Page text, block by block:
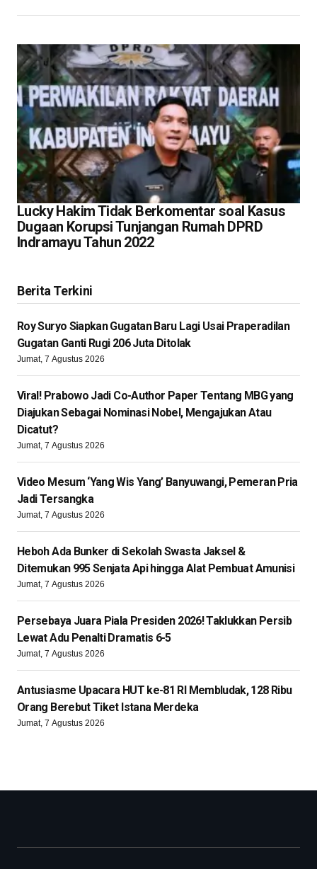
Lucky Hakim Tidak Berkomentar soal Kasus
Dugaan Korupsi Tunjangan Rumah DPRD
Indramayu Tahun 2022
Berita Terkini
Roy Suryo Siapkan Gugatan Baru Lagi Usai Praperadilan
Gugatan Ganti Rugi 206 Juta Ditolak
Jumat, 7 Agustus 2026
Viral! Prabowo Jadi Co-Author Paper Tentang MBG yang
Diajukan Sebagai Nominasi Nobel, Mengajukan Atau
Dicatut?
Jumat, 7 Agustus 2026
Video Mesum ‘Yang Wis Yang’ Banyuwangi, Pemeran Pria
Jadi Tersangka
Jumat, 7 Agustus 2026
Heboh Ada Bunker di Sekolah Swasta Jaksel &
Ditemukan 995 Senjata Api hingga Alat Pembuat Amunisi
Jumat, 7 Agustus 2026
Persebaya Juara Piala Presiden 2026! Taklukkan Persib
Lewat Adu Penalti Dramatis 6-5
Jumat, 7 Agustus 2026
Antusiasme Upacara HUT ke-81 RI Membludak, 128 Ribu
Orang Berebut Tiket Istana Merdeka
Jumat, 7 Agustus 2026